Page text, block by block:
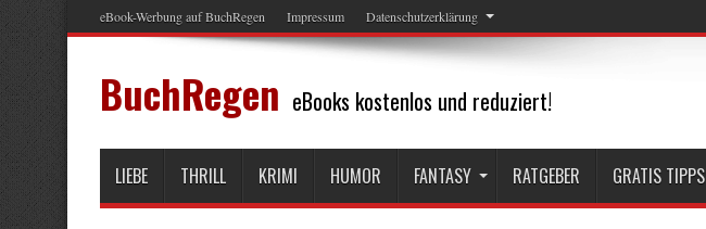
eBook-Werbung auf BuchRegen Impressum Datenschutzerklärung
BuchRegen eBooks kostenlos und reduziert!
LIEBE THRILL KRIMI HUMOR FANTASY RATGEBER GRATIS TIPPS